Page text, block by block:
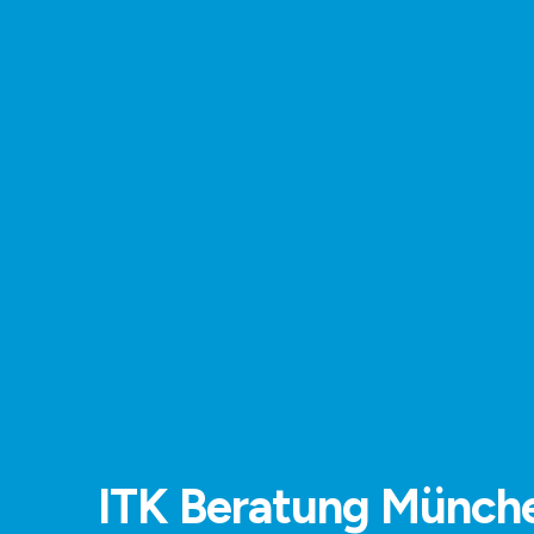
ITK Beratung